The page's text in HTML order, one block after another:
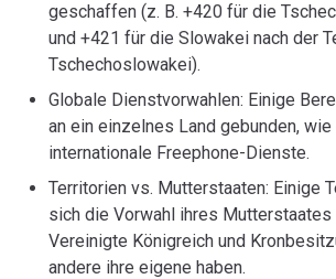
geschaffen (z. B. +420 für die
und +421 für die Slowakei nach der
Tschechoslowakei).
Globale Dienstvorwahlen: Einige
an ein einzelnes Land gebunden,
internationale Freephone-Dienste.
Territorien vs. Mutterstaaten: Einige
sich die Vorwahl ihres Mutterstaates
Vereinigte Königreich und
andere ihre eigene haben.